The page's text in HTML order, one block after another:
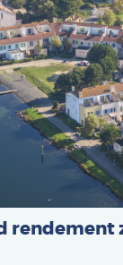
rendement